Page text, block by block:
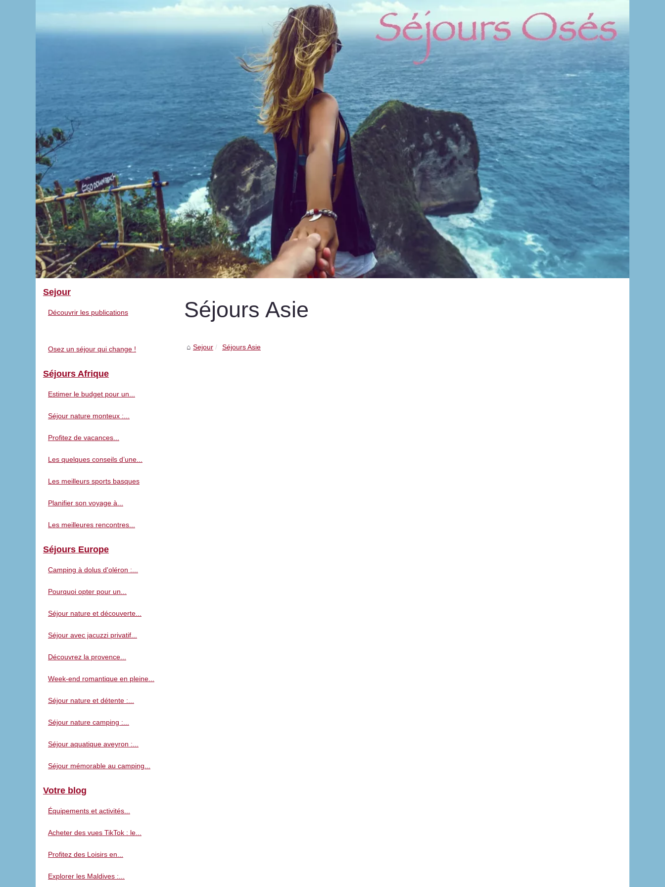
Séjours Asie
Sejour Séjours Asie
Sejour
Découvrir les publications
Osez un séjour qui change !
Séjours Afrique
Estimer le budget pour un...
Séjour nature monteux :...
Profitez de vacances...
Les quelques conseils d’une...
Les meilleurs sports basques
Planifier son voyage à...
Les meilleures rencontres...
Séjours Europe
Camping à dolus d'oléron :...
Pourquoi opter pour un...
Séjour nature et découverte...
Séjour avec jacuzzi privatif...
Découvrez la provence...
Week-end romantique en pleine...
Séjour nature et détente :...
Séjour nature camping :...
Séjour aquatique aveyron :...
Séjour mémorable au camping...
Votre blog
Équipements et activités...
Acheter des vues TikTok : le...
Profitez des Loisirs en...
Explorer les Maldives :...